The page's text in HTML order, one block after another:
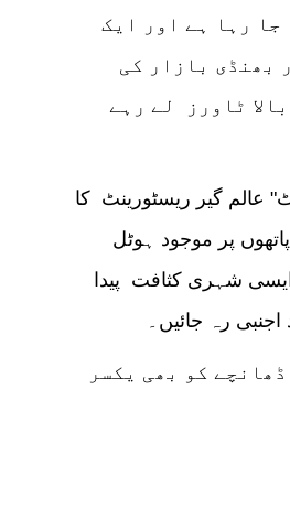
جا رہا ہے اور ایک
بھنڈی بازار کی
ٹاورز لے رہے
عالم گیر ریسٹورینٹ کا
پر موجود ہوٹل
شہری کثافت پیدا
رہ جائیں۔
کو بھی یکسر